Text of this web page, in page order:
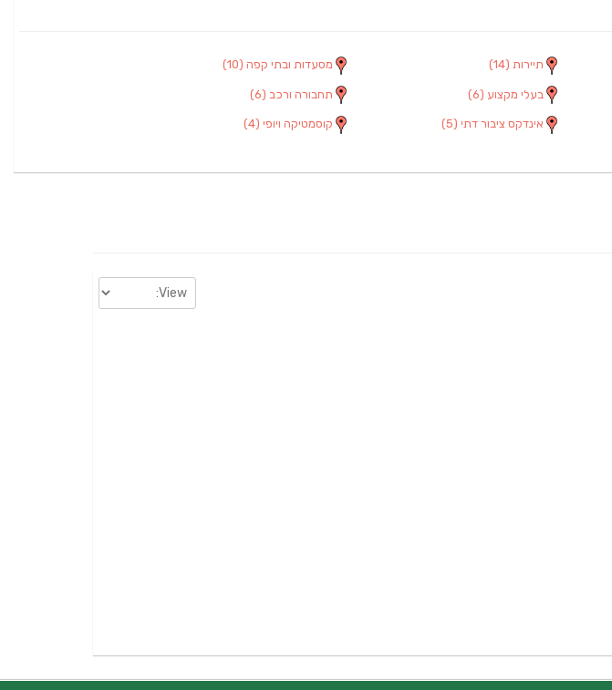
תיירות (14) מסעדות ובתי קפה (10)
בעלי מקצוע (6) תחבורה ורכב (6)
אינדקס ציבור דתי (5) קוסמטיקה ויופי (4)